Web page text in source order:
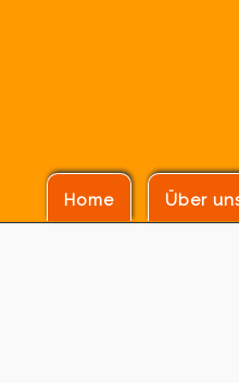
Home Über